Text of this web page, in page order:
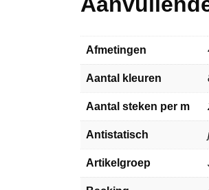
Afmetingen
Aantal kleuren
Aantal steken per m
Antistatisch
Artikelgroep